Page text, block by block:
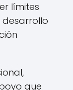
límites
que